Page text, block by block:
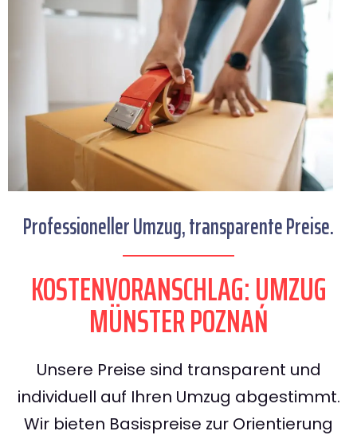
Professioneller Umzug, transparente Preise.
KOSTENVORANSCHLAG: UMZUG
MÜNSTER POZNAŃ
Unsere Preise sind transparent und
individuell auf Ihren Umzug abgestimmt.
Wir bieten Basispreise zur Orientierung